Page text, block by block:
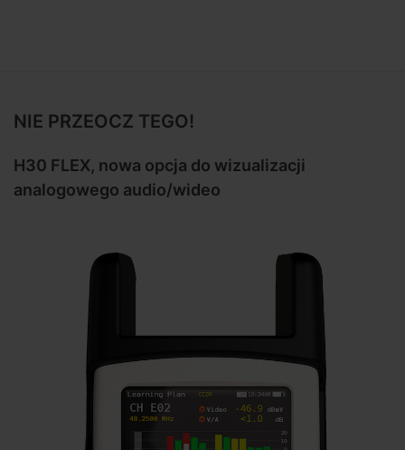
NIE PRZEOCZ TEGO!
H30 FLEX, nowa opcja do wizualizacji
analogowego audio/wideo